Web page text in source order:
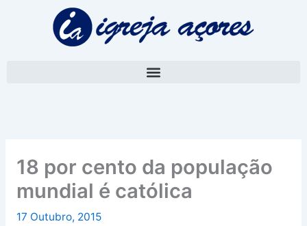
18 por cento da população
mundial é católica
17 Outubro, 2015